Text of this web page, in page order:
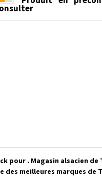
pour . Magasin alsacien
des meilleures marques